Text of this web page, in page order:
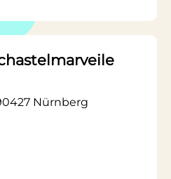
Nürnberg